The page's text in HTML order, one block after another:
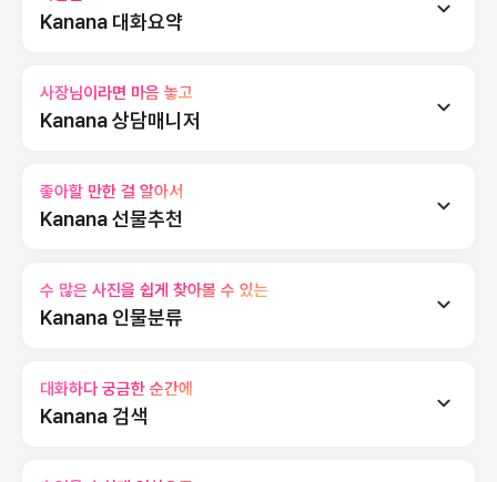
Kanana 대화요약
사장님이라면 마음 놓고
Kanana 상담매니저
좋아할 만한 걸 알아서
Kanana 선물추천
수 많은 사진을 쉽게 찾아볼 수 있는
Kanana 인물분류
대화하다 궁금한 순간에
Kanana 검색